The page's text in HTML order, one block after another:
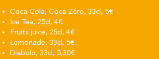
Coca Cola, Coca Zéro, 33cl, 5€
Ice Tea, 25cl, 4€
Fruits juice, 25cl, 4€
Lemonade, 33cl, 5€
Diabolo, 33cl, 5,30€